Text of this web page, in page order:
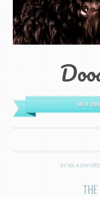
MEIN
ZUM INHALT SPRINGEN